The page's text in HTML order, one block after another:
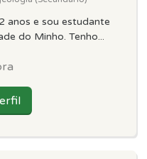
anos e sou estudante
do Minho. Tenho...